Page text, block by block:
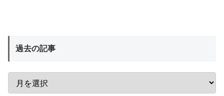
過去の記事